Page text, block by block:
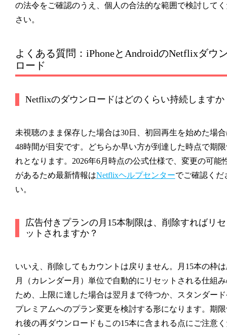
の法令をご確認のうえ、個人の合法的な範囲で検討して
さい。
よくある質問：iPhoneとAndroidのNetflixダウ
ロード
Netflixのダウンロードはどのくらい持続しますか
未視聴のまま保存した場合は30日、初回再生を始めた場
48時間が目安です。どちらか早い方が到達した時点で期
れとなります。2026年6月時点の公式仕様で、変更の可能
があるため最新情報はNetflixヘルプセンターでご確認くだ
い。
広告付きプランの月15本制限は、削除すればリセ
ットされますか？
いいえ、削除してもカウントは戻りません。月15本の枠
月（カレンダー月）単位で自動的にリセットされる仕組
ため、上限に達した場合は翌月まで待つか、スタンダー
プレミアムへのプラン変更を検討する形になります。期
れ後の再ダウンロードもこの15本に含まれる点にご注意